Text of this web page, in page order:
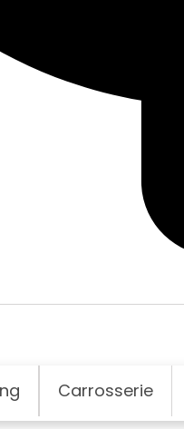
Carrosserie